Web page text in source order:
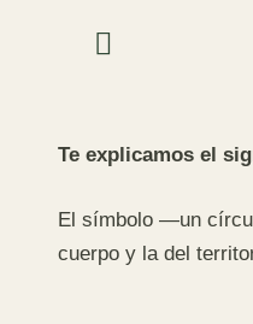
Te explicamos el
El símbolo —un
cuerpo y la del